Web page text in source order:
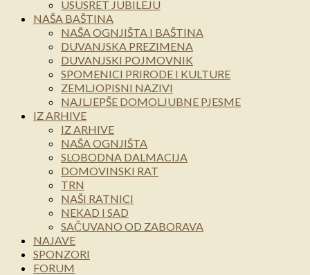
USUSRET JUBILEJU
NAŠA BAŠTINA
NAŠA OGNJIŠTA I BAŠTINA
DUVANJSKA PREZIMENA
DUVANJSKI POJMOVNIK
SPOMENICI PRIRODE I KULTURE
ZEMLJOPISNI NAZIVI
NAJLJEPŠE DOMOLJUBNE PJESME
IZ ARHIVE
IZ ARHIVE
NAŠA OGNJIŠTA
SLOBODNA DALMACIJA
DOMOVINSKI RAT
TRN
NAŠI RATNICI
NEKAD I SAD
SAČUVANO OD ZABORAVA
NAJAVE
SPONZORI
FORUM